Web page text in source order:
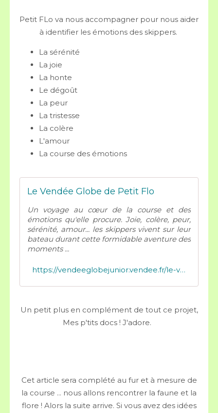
Petit FLo va nous accompagner pour nous aider
à identifier les émotions des skippers.
La sérénité
La joie
La honte
Le dégoût
La peur
La tristesse
La colère
L'amour
La course des émotions
Le Vendée Globe de Petit Flo
Un voyage au cœur de la course et des
émotions qu'elle procure. Joie, colère, peur,
sérénité, amour... les skippers vivent sur leur
bateau durant cette formidable aventure des
moments ...
https://vendeeglobejunior.vendee.fr/le-vendee-globe-de-petit-flo
Un petit plus en complément de tout ce projet,
Mes p'tits docs ! J'adore.
Cet article sera complété au fur et à mesure de
la course ... nous allons rencontrer la faune et la
flore ! Alors la suite arrive. Si vous avez des idées